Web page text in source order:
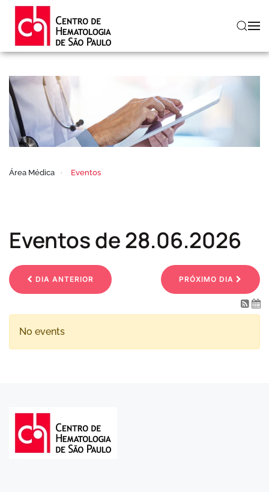
Skip to main content
Área Médica Eventos
Eventos de 28.06.2026
DIA ANTERIOR PRÓXIMO DIA
No events